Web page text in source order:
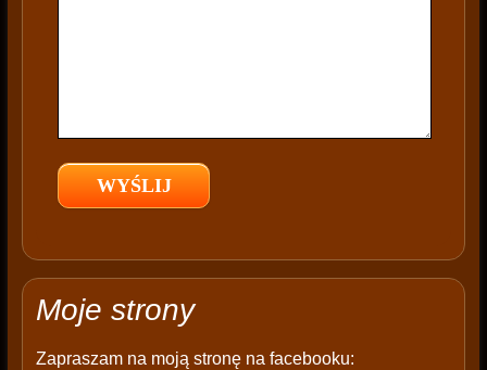
e
e
p
y
Moje strony
Zapraszam na moją stronę na facebooku: